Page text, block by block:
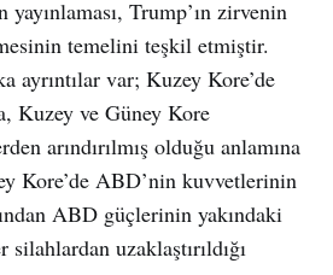
Trump’ın zirvenin
temelini teşkil etmiştir.
ayrıntılar var; Kuzey Kore’de
Kuzey ve Güney Kore
arındırılmış olduğu anlamına
Kore’de ABD’nin kuvvetlerinin
ABD güçlerinin yakındaki
uzaklaştırıldığı